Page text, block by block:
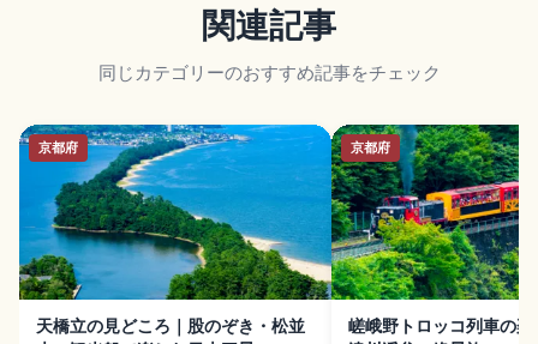
関連記事
同じカテゴリーのおすすめ記事をチェック
京都府
天橋立の見どころ｜股のぞき・松並
京都府
嵯峨野トロッコ列車の楽